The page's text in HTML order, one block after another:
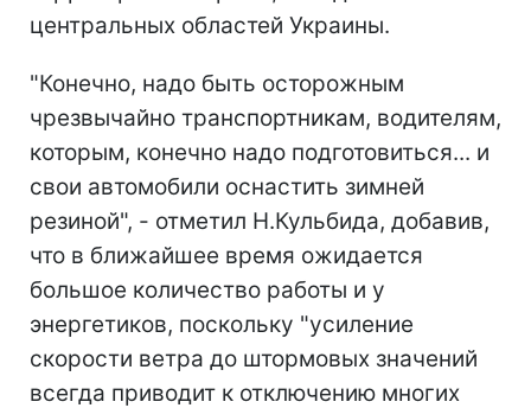
центральных областей Украины.
"Конечно, надо быть осторожным
чрезвычайно транспортникам, водителям,
которым, конечно надо подготовиться... и
свои автомобили оснастить зимней
резиной", - отметил Н.Кульбида, добавив,
что в ближайшее время ожидается
большое количество работы и у
энергетиков, поскольку "усиление
скорости ветра до штормовых значений
всегда приводит к отключению многих